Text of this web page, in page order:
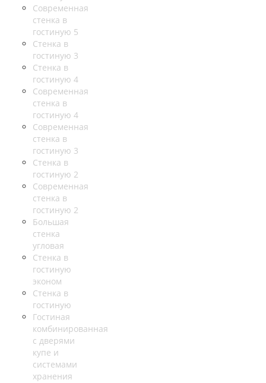
Современная
стенка в
гостиную 5
Стенка в
гостиную 3
Стенка в
гостиную 4
Современная
стенка в
гостиную 4
Современная
стенка в
гостиную 3
Стенка в
гостиную 2
Современная
стенка в
гостиную 2
Большая
стенка
угловая
Стенка в
гостиную
эконом
Стенка в
гостиную
Гостиная
комбинированная
с дверями
купе и
системами
хранения